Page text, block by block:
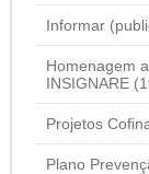
Informar
Homenagem
INSIGNARE
Projetos
Plano